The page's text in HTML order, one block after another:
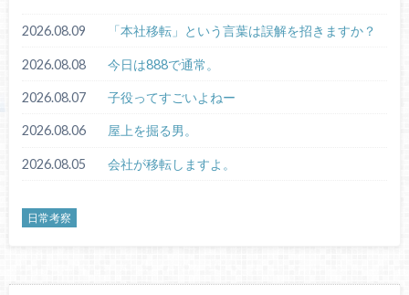
2026.08.09 「本社移転」という言葉は誤解を招きますか？
2026.08.08 今日は888で通常。
2026.08.07 子役ってすごいよねー
2026.08.06 屋上を掘る男。
2026.08.05 会社が移転しますよ。
日常考察